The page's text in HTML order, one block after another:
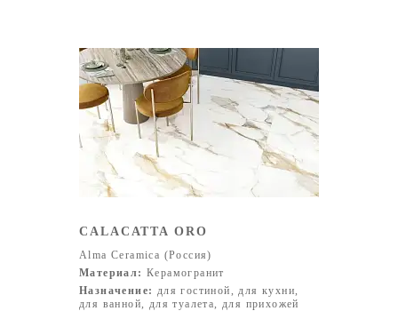
CALACATTA ORO
Alma Ceramica (Россия)
Материал: Керамогранит
Назначение: для гостиной, для кухни,
для ванной, для туалета, для прихожей